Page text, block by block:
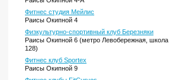
Фитнес студия Мейлис
Раисы Окипной 4
Физкультурно-спортивный клуб Березняки
Раисы Окипной 6 (метро Левобережная, школа
128)
Фитнес клуб Sportex
Раисы Окипной 9